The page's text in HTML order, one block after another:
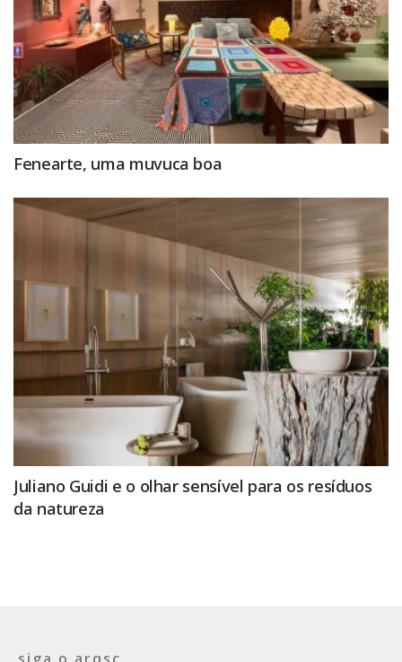
Fenearte, uma muvuca boa
Juliano Guidi e o olhar sensível para os resíduos
da natureza